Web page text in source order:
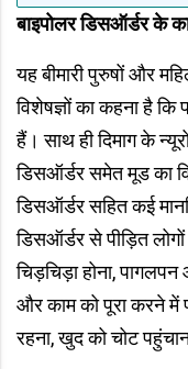
बाइपोलर डिसऑर्डर के
यह बीमारी पुरुषों और
विशेषज्ञों का कहना है
हैं। साथ ही दिमाग के
डिसऑर्डर समेत मूड का
डिसऑर्डर सहित कई
डिसऑर्डर से पीड़ित
चिड़चिड़ा होना,
और काम को पूरा करने में
रहना, खुद को चोट